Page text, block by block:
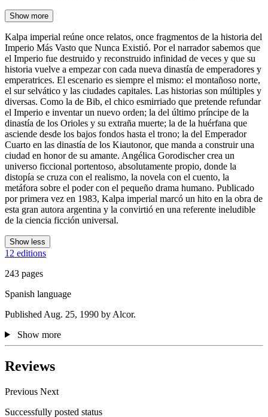
Show more
Kalpa imperial reúne once relatos, once fragmentos de la historia del
Imperio Más Vasto que Nunca Existió. Por el narrador sabemos que
el Imperio fue destruido y reconstruido infinidad de veces y que su
historia vuelve a empezar con cada nueva dinastía de emperadores y
emperatrices. El escenario es siempre el mismo: el montañoso norte,
el sur selvático y las ciudades capitales. Las historias son múltiples y
diversas. Como la de Bib, el chico esmirriado que pretende refundar
el Imperio e inventar un nuevo orden; la del último príncipe de la
dinastía de los Orioles y su extraña muerte; la de la huérfana que
asciende desde los bajos fondos hasta el trono; la del Emperador
Cuarto en las dinastía de los Kiautonor, que manda a construir una
ciudad en honor de su amante. Angélica Gorodischer crea un
universo ficcional portentoso, absolutamente propio, donde la
distopía se cruza con el realismo, la novela con el cuento, la
metáfora sobre el poder con el pequeño drama humano. Publicado
por primera vez en 1983, Kalpa imperial marcó un hito en la obra de
esta gran autora argentina y la convirtió en una referente ineludible
de la ciencia ficción universal.
Show less
12 editions
243 pages
Spanish language
Published Aug. 25, 1990 by Alcor.
Show more
Reviews
Previous Next
Successfully posted status